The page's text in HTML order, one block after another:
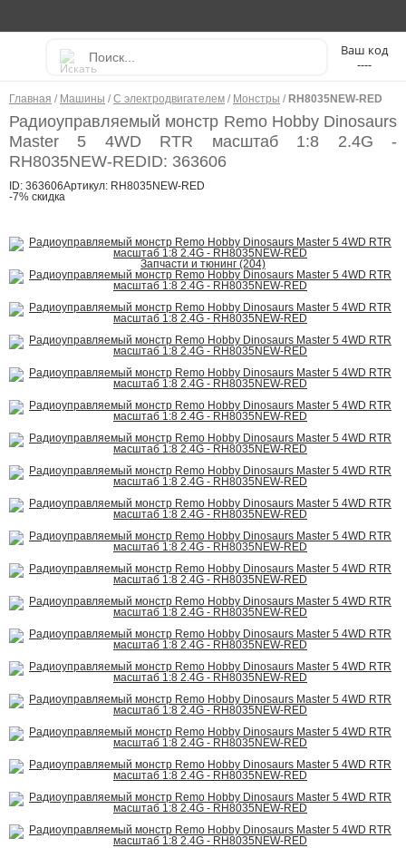
----
Главная / Машины / С электродвигателем / Монстры / RH8035NEW-RED
Радиоуправляемый монстр Remo Hobby Dinosaurs
Master 5 4WD RTR масштаб 1:8 2.4G -
RH8035NEW-REDID: 363606
ID: 363606Артикул: RH8035NEW-RED
-7% скидка
Запчасти и тюнинг (204)